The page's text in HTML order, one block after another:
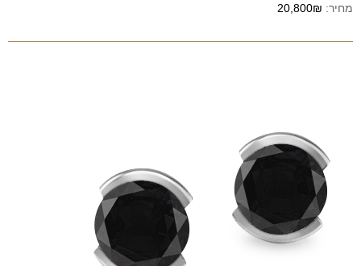
מחיר: 20,800₪